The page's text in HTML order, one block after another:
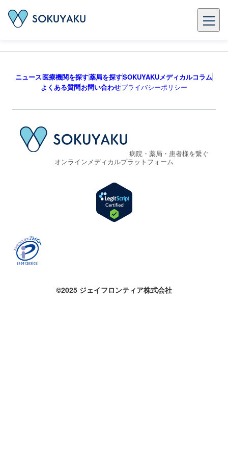
ニュース医療機関を探す薬局を探すSOKUYAKUメディカルコラム
よくある質問お問い合わせプライバシーポリシー
病院・薬局・患者様を繋ぐ
オンラインメディカルプラットフォーム
©2025 ジェイフロンティア株式会社